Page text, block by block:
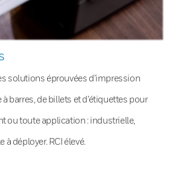
solutions éprouvées d’impression
à barres, de billets et d’étiquettes pour
ou toute application : industrielle,
à déployer. RCI élevé.